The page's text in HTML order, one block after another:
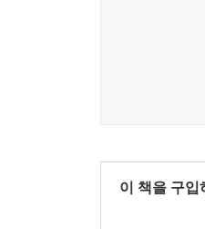
이 책을 구입